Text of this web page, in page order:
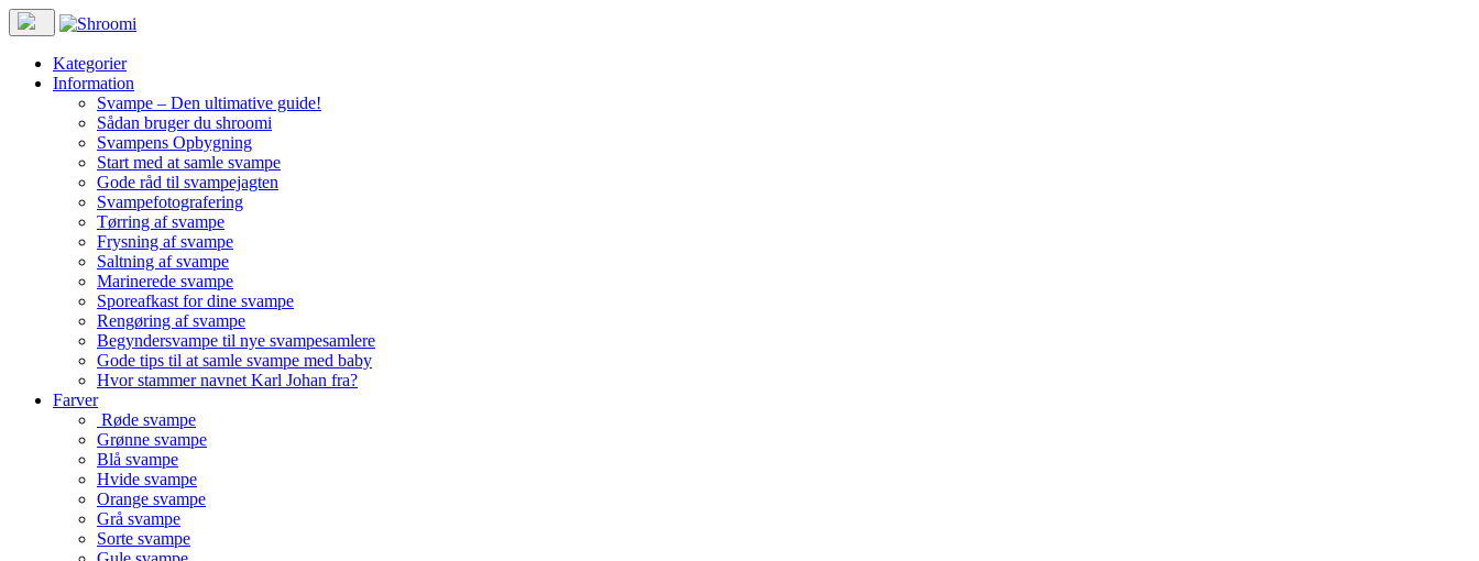
Kategorier
Information
Svampe – Den ultimative guide!
Sådan bruger du shroomi
Svampens Opbygning
Start med at samle svampe
Gode råd til svampejagten
Svampefotografering
Tørring af svampe
Frysning af svampe
Saltning af svampe
Marinerede svampe
Sporeafkast for dine svampe
Rengøring af svampe
Begyndersvampe til nye svampesamlere
Gode tips til at samle svampe med baby
Hvor stammer navnet Karl Johan fra?
Farver
Røde svampe
Grønne svampe
Blå svampe
Hvide svampe
Orange svampe
Grå svampe
Sorte svampe